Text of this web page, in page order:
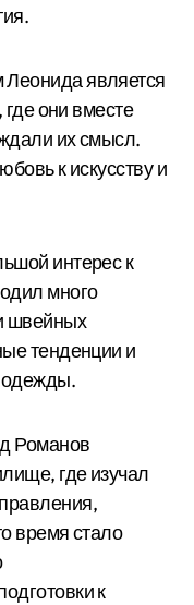
является
где они вместе
их смысл.
к искусству и
интерес к
много
швейных
тенденции и
одежды.
Романов
где изучал
время стало
к